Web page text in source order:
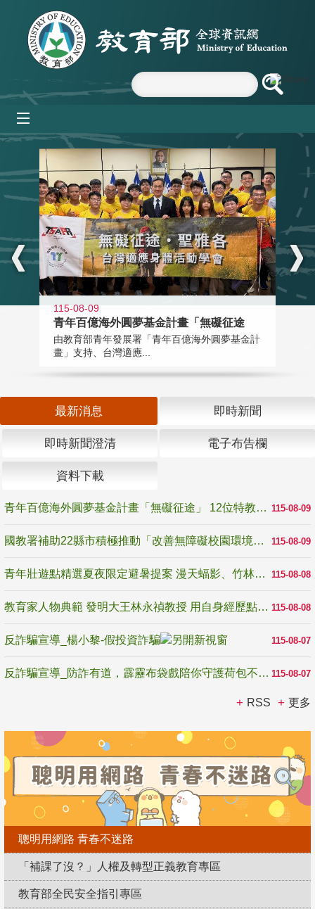
跳到主要內容區塊
:::
115-08-09
青年百億海外圓夢基金計畫「無礙征途
由教育部青年發展署「青年百億海外圓夢基金計
畫」支持、台灣適應...
最新消息 即時新聞
即時新聞澄清 電子布告欄
資料下載
115-08-09
青年百億海外圓夢基金計畫「無礙征途」 12位特教與弱勢青年勇闖西班牙 跨越感官限制見證生命蛻變
115-08-09
國教署補助22縣市積極推動「改善無障礙校園環境計畫」 打造友善、安全、無礙學習空間
115-08-08
青年壯遊點精選夏夜限定避暑提案 漫天蝠影、竹林尋蛙、茶香夜觀 邀青年暮色出發
115-08-08
教育家人物典範 發明大王林永禎教授 用自身經歷點亮學生的路
115-08-07
反詐騙宣導_楊小黎-假投資詐騙
115-08-07
反詐騙宣導_防詐有道，霹靂布袋戲陪你守護荷包不受騙
RSS 更多
聰明用網路 青春不迷路
「補課了沒？」人權及轉型正義教育專區
教育部全民安全指引專區